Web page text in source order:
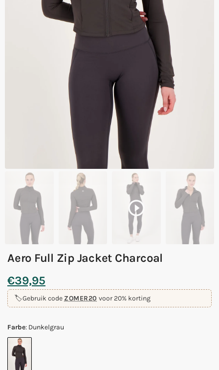
Aero Full Zip Jacket Charcoal
€39,95
🏷️Gebruik code ZOMER20 voor 20% korting
Farbe: Dunkelgrau